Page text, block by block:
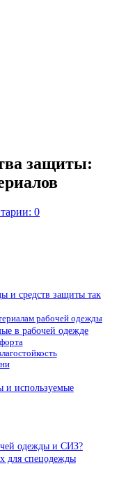
защиты:
0
и средств защиты так
рабочей одежды
в рабочей одежде
и используемые
одежды и СИЗ?
для спецодежды